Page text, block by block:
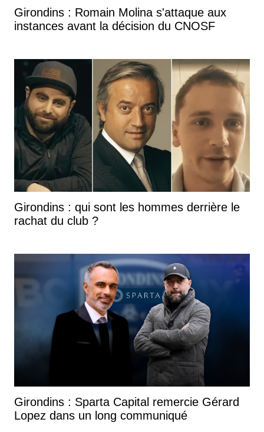
Girondins : Romain Molina s'attaque aux
instances avant la décision du CNOSF
Girondins : qui sont les hommes derrière le
rachat du club ?
Girondins : Sparta Capital remercie Gérard
Lopez dans un long communiqué